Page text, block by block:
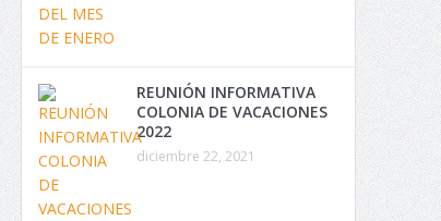
REUNIÓN INFORMATIVA
COLONIA DE VACACIONES
2022
diciembre 22, 2021